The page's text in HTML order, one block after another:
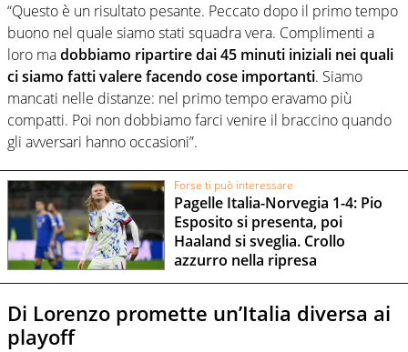
“Questo è un risultato pesante. Peccato dopo il primo tempo
buono nel quale siamo stati squadra vera. Complimenti a
loro madobbiamo ripartire dai 45 minuti iniziali nei quali
ci siamo fatti valere facendo cose importanti. Siamo
mancati nelle distanze: nel primo tempo eravamo più
compatti. Poi non dobbiamo farci venire il braccino quando
gli avversari hanno occasioni”.
Forse ti può interessare
Pagelle Italia-Norvegia 1-4: Pio
Esposito si presenta, poi
Haaland si sveglia. Crollo
azzurro nella ripresa
Di Lorenzo promette un’Italia diversa ai
playoff